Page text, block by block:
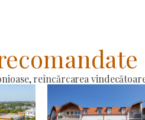
reîncărcarea